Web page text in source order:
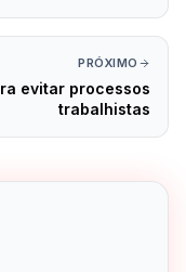
PRÓXIMO
evitar processos
trabalhistas